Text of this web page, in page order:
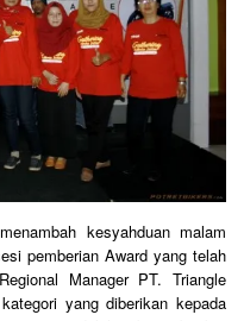
kesyahduan malam
pemberian Award yang telah
Manager PT. Triangle
yang diberikan kepada